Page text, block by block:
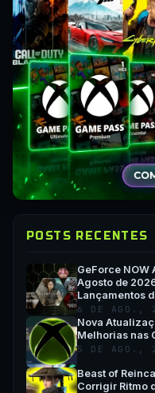
POSTS RECENTES
GeForce NOW
Agosto de
Lançamentos
6 DE AGO.,
Nova
Melhorias nas
5 DE AGO.,
Beast of
Corrigir Ritmo